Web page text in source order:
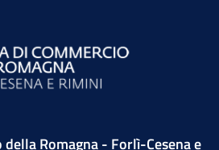
Romagna - Forlì-Cesena e